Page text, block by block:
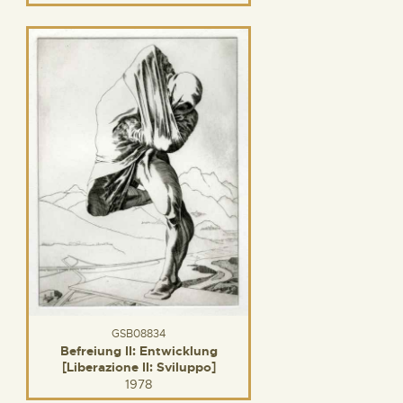
GSB08834
Befreiung II: Entwicklung
[Liberazione II: Sviluppo]
1978